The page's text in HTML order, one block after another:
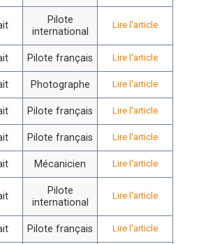
Pilote
international
Lire l'article
Pilote français Lire l'article
Photographe Lire l'article
Pilote français Lire l'article
Pilote français Lire l'article
Mécanicien Lire l'article
Pilote
international
Lire l'article
Pilote français Lire l'article